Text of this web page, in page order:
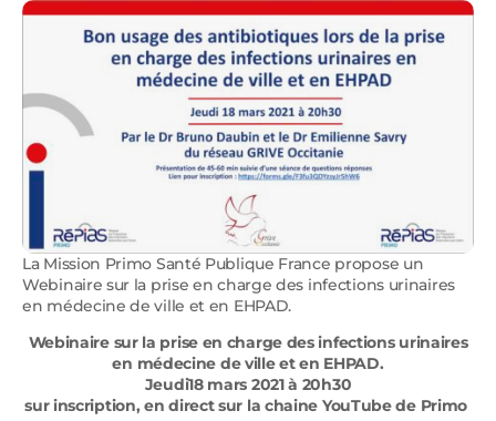
La Mission Primo Santé Publique France propose un
Webinaire sur la prise en charge des infections urinaires
en médecine de ville et en EHPAD.
Webinaire sur la prise en charge des infections urinaires
en médecine de ville et en EHPAD.
Jeudi18 mars 2021 à 20h30
sur inscription, en direct sur la chaine YouTube de Primo